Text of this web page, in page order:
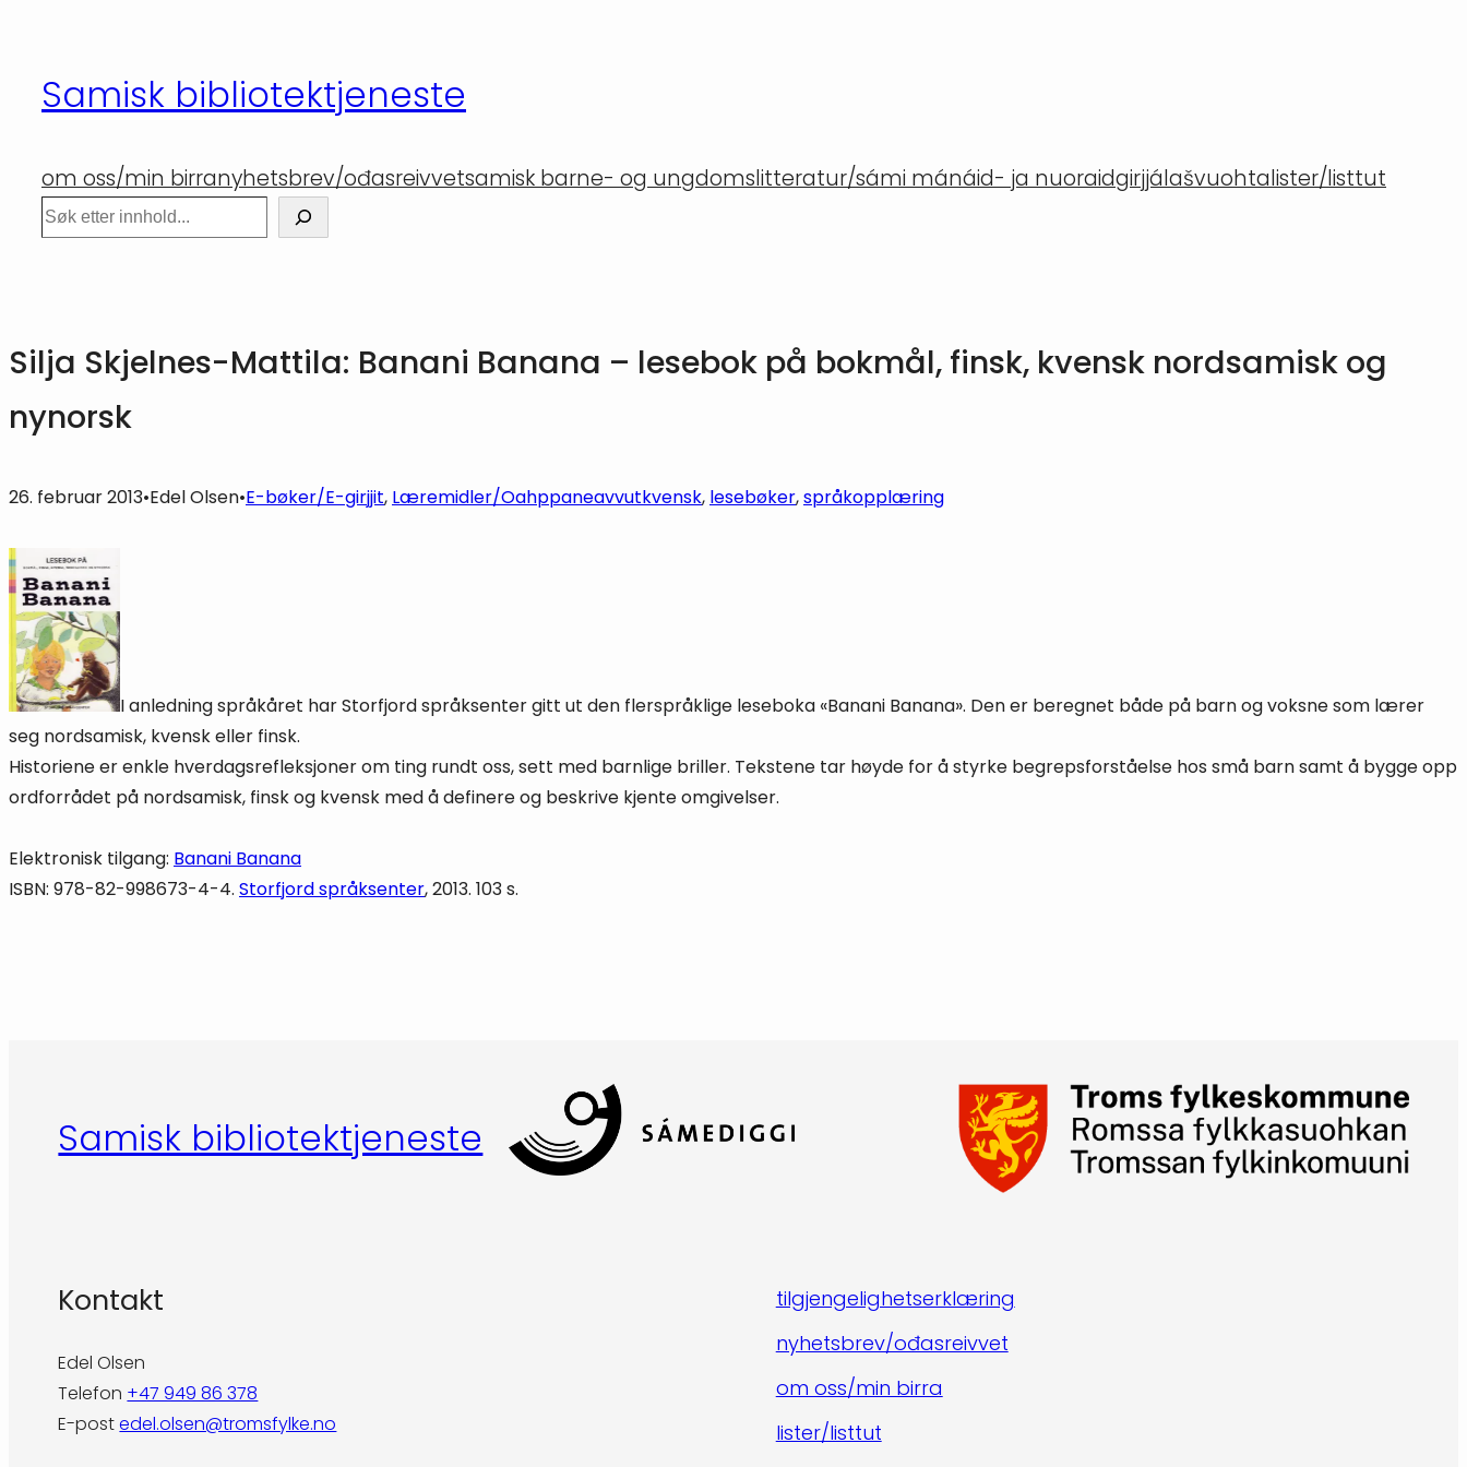
innholdSamisk bibliotektjeneste
om oss/min birranyhetsbrev/ođasreivvetsamisk barne- og ungdomslitteratur/sámi mánáid- ja nuoraidgirjjálašvuohtalister/listtut
Søk
Silja Skjelnes-Mattila: Banani Banana – lesebok på bokmål, finsk, kvensk nordsamisk og
nynorsk
26. februar 2013•Edel Olsen•E-bøker/E-girjjit, Læremidler/Oahppaneavvutkvensk, lesebøker, språkopplæring
I anledning språkåret har Storfjord språksenter gitt ut den flerspråklige leseboka «Banani Banana». Den er beregnet både på barn og voksne som lærer
seg nordsamisk, kvensk eller finsk.
Historiene er enkle hverdagsrefleksjoner om ting rundt oss, sett med barnlige briller. Tekstene tar høyde for å styrke begrepsforståelse hos små barn samt å bygge opp
ordforrådet på nordsamisk, finsk og kvensk med å definere og beskrive kjente omgivelser.
Elektronisk tilgang: Banani Banana
ISBN: 978-82-998673-4-4. Storfjord språksenter, 2013. 103 s.
Samisk bibliotektjeneste
Kontakt
Edel Olsen
Telefon +47 949 86 378
E-postedel.olsen@tromsfylke.no
tilgjengelighetserklæring
nyhetsbrev/ođasreivvet
om oss/min birra
lister/listtut